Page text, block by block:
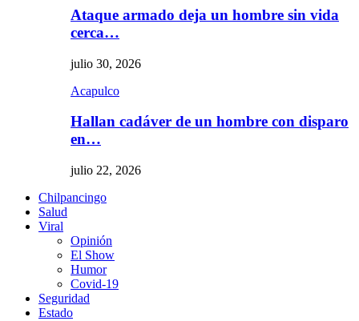
Ataque armado deja un hombre sin vida
cerca…
julio 30, 2026
Acapulco
Hallan cadáver de un hombre con disparo
en…
julio 22, 2026
Chilpancingo
Salud
Viral
Opinión
El Show
Humor
Covid-19
Seguridad
Estado